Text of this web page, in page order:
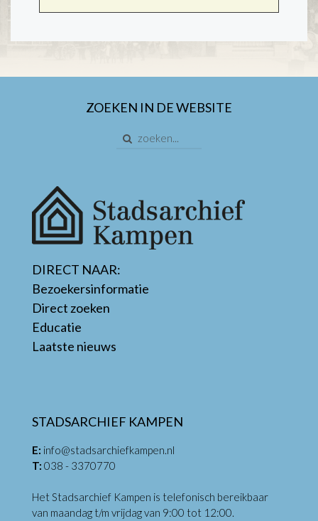
ZOEKEN IN DE WEBSITE
DIRECT NAAR:
Bezoekersinformatie
Direct zoeken
Educatie
Laatste nieuws
STADSARCHIEF KAMPEN
E: info@stadsarchiefkampen.nl
T: 038 - 3370770
Het Stadsarchief Kampen is telefonisch bereikbaar
van maandag t/m vrijdag van 9:00 tot 12:00.